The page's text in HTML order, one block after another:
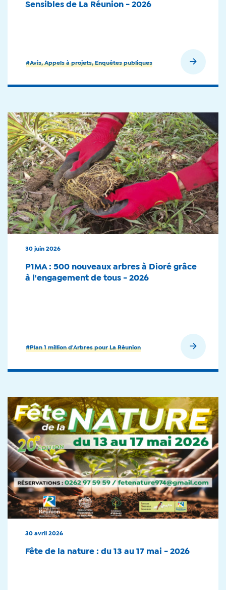
#Avis, Appels à projets, Enquêtes publiques
Sensibles de La Réunion - 2026
En savoir plus
#Plan 1 million d'Arbres pour La Réunion
30 juin 2026
P1MA : 500 nouveaux arbres à Dioré grâce
à l'engagement de tous - 2026
30 avril 2026
Fête de la nature : du 13 au 17 mai - 2026